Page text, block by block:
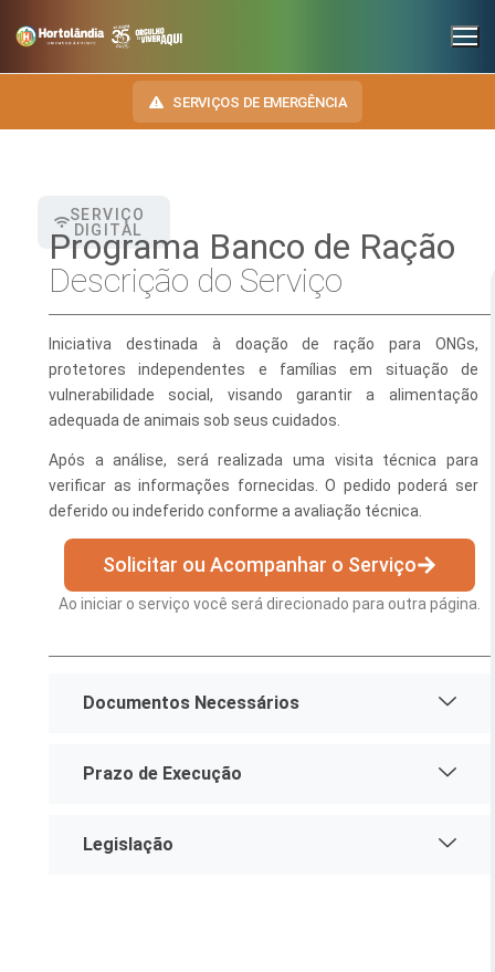
SERVIÇOS DE EMERGÊNCIA
INSTITUCIONAL
SECRETARIAS
Administração e Gestão de Pessoal
Assuntos Jurídicos
Cultura
Educação, Ciência e Tecnologia
Finanças
Habitação
Inclusão e Desenvolvimento Social
Climáticos
NOSSA CIDADE
HINO, BRASÃO E BANDEIRA
Autoridades do Município
Telefones Úteis
TRANSPARÊNCIA
E-SIC
OUVIDORIA
DIÁRIO OFICIAL
LEIS MUNICIPAIS
SERVIÇO
DIGITAL
Programa Banco de Ração
Descrição do Serviço
Iniciativa destinada à doação de ração para ONGs,
protetores independentes e famílias em situação de
vulnerabilidade social, visando garantir a alimentação
adequada de animais sob seus cuidados.
Após a análise, será realizada uma visita técnica para
verificar as informações fornecidas. O pedido poderá ser
deferido ou indeferido conforme a avaliação técnica.
Solicitar ou Acompanhar o Serviço
Ao iniciar o serviço você será direcionado para outra página.
Documentos Necessários
Prazo de Execução
Legislação